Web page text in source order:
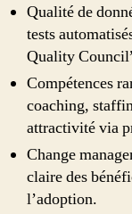
Qualité de
tests
Quality
Compétences
coaching,
attractivité via
Change
claire des
l’adoption.